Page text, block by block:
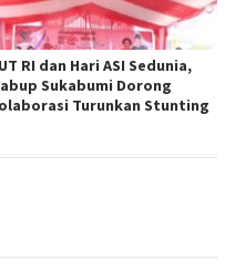
RI dan Hari ASI Sedunia,
Sukabumi Dorong
Turunkan Stunting